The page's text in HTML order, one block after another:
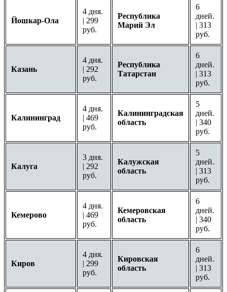
Йошкар-Ола
4 дня.
| 299
руб.
Республика
Марий Эл
6
дней.
| 313
руб.
Казань
4 дня.
| 292
руб.
Республика
Татарстан
6
дней.
| 313
руб.
Калининград
4 дня.
| 469
руб.
Калининградская
область
5
дней.
| 340
руб.
Калуга
3 дня.
| 292
руб.
Калужская
область
5
дней.
| 313
руб.
Кемерово
4 дня.
| 469
руб.
Кемеровская
область
6
дней.
| 340
руб.
Киров
4 дня.
| 299
руб.
Кировская
область
6
дней.
| 313
руб.